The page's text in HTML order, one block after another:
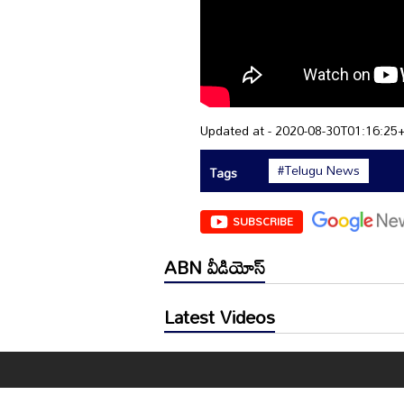
Updated at - 2020-08-
Tags
#Telugu News
SUBSCRIBE
ABN వీడియోస్
Latest Videos